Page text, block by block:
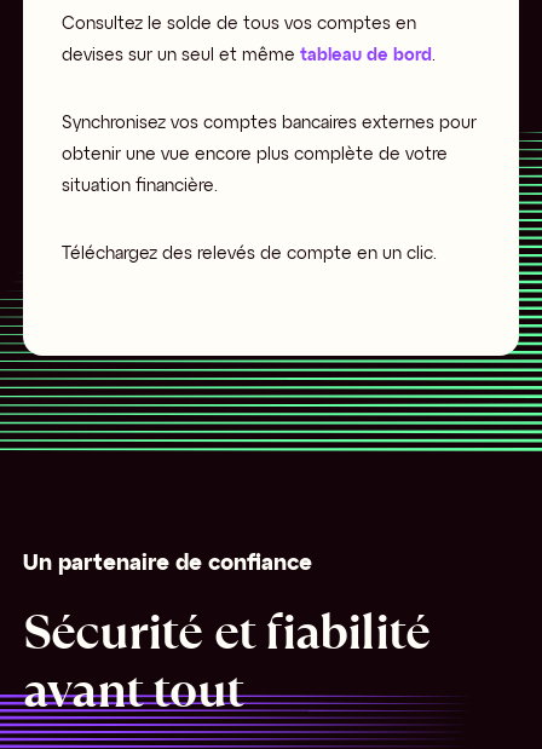
Consultez le solde de tous vos comptes en
devises sur un seul et même tableau de bord.
Synchronisez vos comptes bancaires externes pour
obtenir une vue encore plus complète de votre
situation financière.
Téléchargez des relevés de compte en un clic.
Un partenaire de confiance
Sécurité et fiabilité
avant tout